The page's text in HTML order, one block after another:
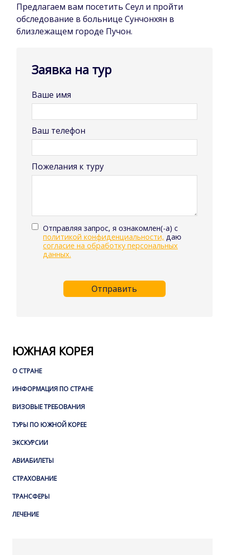
Предлагаем вам посетить Сеул и пройти
обследование в больнице Сунчонхян в
близлежащем городе Пучон.
Заявка на тур
Ваше имя
Ваш телефон
Пожелания к туру
Отправляя запрос, я ознакомлен(-а) с
политикой конфиденциальности, даю
согласие на обработку персональных
данных.
Отправить
ЮЖНАЯ КОРЕЯ
О СТРАНЕ
ИНФОРМАЦИЯ ПО СТРАНЕ
ВИЗОВЫЕ ТРЕБОВАНИЯ
ТУРЫ ПО ЮЖНОЙ КОРЕЕ
ЭКСКУРСИИ
АВИАБИЛЕТЫ
СТРАХОВАНИЕ
ТРАНСФЕРЫ
ЛЕЧЕНИЕ